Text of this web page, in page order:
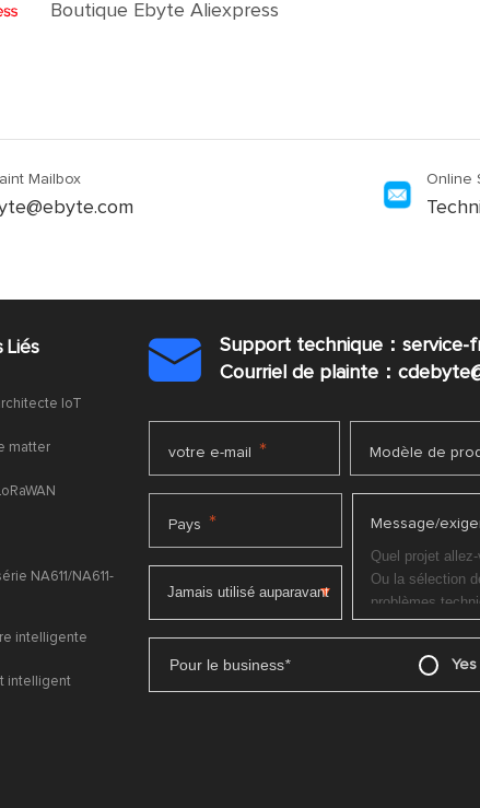
Boutique Ebyte Aliexpress
Mailbox Online
Liés
IoT
matter
NA611/NA611-
intelligente
intelligent

Support technique：service-
Courriel de plainte：cdebyte
votre e-mail * Modèle de
Pays * Message/
Pour le business* Yes